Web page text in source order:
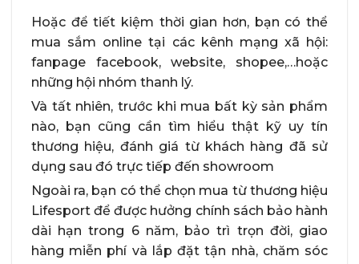
Hoặc để tiết kiệm thời gian hơn, bạn có thể
mua sắm online tại các kênh mạng xã hội:
fanpage facebook, website, shopee,…hoặc
những hội nhóm thanh lý.
Và tất nhiên, trước khi mua bất kỳ sản phẩm
nào, bạn cũng cần tìm hiểu thật kỹ uy tín
thương hiệu, đánh giá từ khách hàng đã sử
dụng sau đó trực tiếp đến showroom
Ngoài ra, bạn có thể chọn mua từ thương hiệu
Lifesport để được hưởng chính sách bảo hành
dài hạn trong 6 năm, bảo trì trọn đời, giao
hàng miễn phí và lắp đặt tận nhà, chăm sóc